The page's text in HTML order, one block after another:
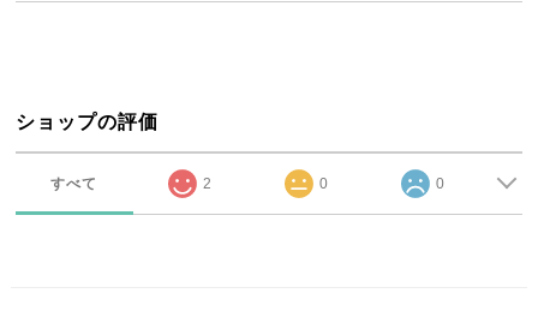
ショップの評価
すべて 2 0 0